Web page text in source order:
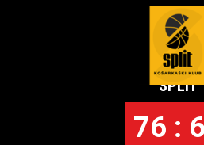
SPLIT
76 :